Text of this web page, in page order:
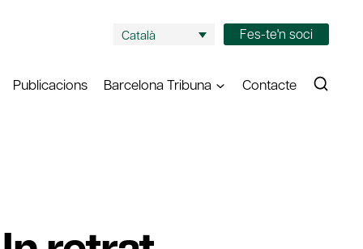
Català Fes-te'n soci
Publicacions Barcelona Tribuna Contacte